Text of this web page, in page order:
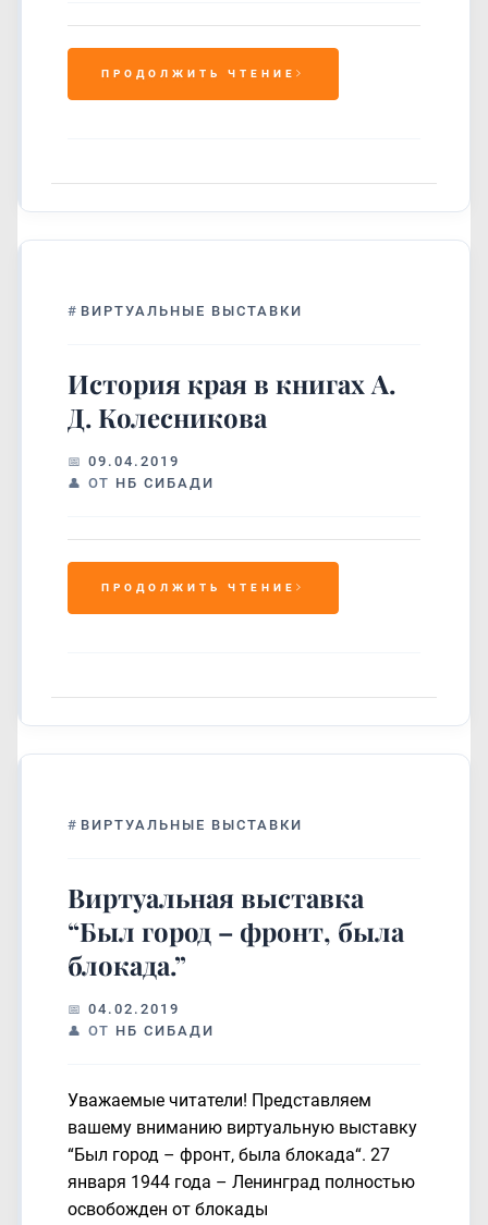
ПРОДОЛЖИТЬ ЧТЕНИЕ
# ВИРТУАЛЬНЫЕ ВЫСТАВКИ
История края в книгах А.
Д. Колесникова
09.04.2019
ОТ НБ СИБАДИ
ПРОДОЛЖИТЬ ЧТЕНИЕ
# ВИРТУАЛЬНЫЕ ВЫСТАВКИ
Виртуальная выставка
“Был город – фронт, была
блокада.”
04.02.2019
ОТ НБ СИБАДИ
Уважаемые читатели! Представляем
вашему вниманию виртуальную выставку
“Был город – фронт, была блокада“. 27
января 1944 года – Ленинград полностью
освобожден от блокады